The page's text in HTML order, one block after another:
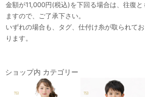
金額が11,000円(税込)を下回る場合は、往復と
ますので、ご了承下さい。
いずれの場合も、タグ、仕付け糸が取られて
ります。
ショップ内 カテゴリー